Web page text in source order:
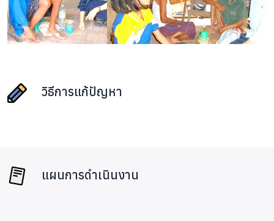
วิธีการแก้ปัญหา
แผนการดำเนินงาน